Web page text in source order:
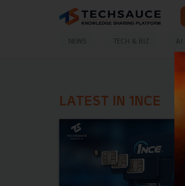
NEWS TECH & BIZ AI
LATEST IN 1NCE